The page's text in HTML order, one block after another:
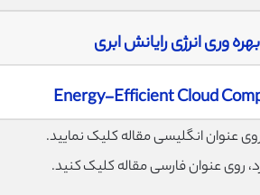
بهره وری انرژی رایانش ابری
Energy-Efficient Cloud
روی عنوان فارسی مقاله کلیک کنید.